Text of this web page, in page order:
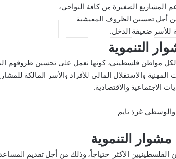
المشاريع الصغيرة من كافة النواحي،
أجل تحسين الظروف المعيشية
للأسر ضعيفة الدخل.
التنموية
فلسطيني، كونها تعمل على تحسين ظروفهم
والاستقلال المالي للأفراد والأسر المالكة
الاجتماعية والاقتصادية.
التنموية
الأكثر احتياجاً، وذلك من أجل تقديم